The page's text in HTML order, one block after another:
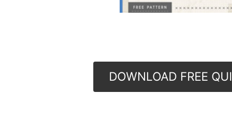
DOWNLOAD FREE